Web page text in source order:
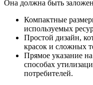
Она должна быть
Компактные
используемых
Простой дизайн,
красок и сложных
Прямое указание
способах
потребителей.